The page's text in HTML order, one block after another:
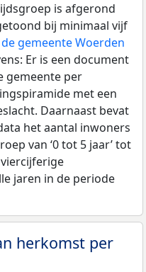
is afgerond
bij minimaal vijf
gemeente Woerden
Er is een document
gemeente per
met een
Daarnaast bevat
het aantal inwoners
van ‘0 tot 5 jaar’ tot
viercijferige
jaren in de periode
herkomst per